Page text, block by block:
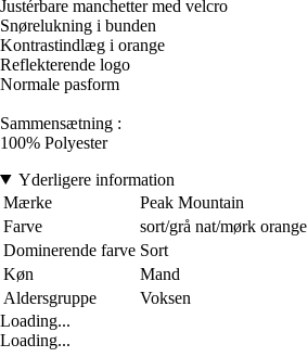
Justérbare manchetter med velcro
Snørelukning i bunden
Kontrastindlæg i orange
Reflekterende logo
Normale pasform
Sammensætning :
100% Polyester
Yderligere information
Mærke
Peak Mountain
Farve
sort/grå nat/mørk orange
Dominerende farve Sort
Køn
Mand
Aldersgruppe
Voksen
Loading...
Loading...